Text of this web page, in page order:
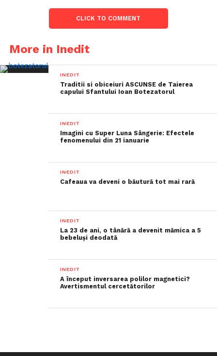
CLICK TO COMMENT
More in Inedit
INEDIT
Traditii si obiceiuri ASCUNSE de Taierea
capului Sfantului Ioan Botezatorul
INEDIT
Imagini cu Super Luna Sângerie: Efectele
fenomenului din 21 ianuarie
INEDIT
Cafeaua va deveni o băutură tot mai rară
INEDIT
La 23 de ani, o tânără a devenit mămica a 5
bebeluși deodată
INEDIT
A început inversarea polilor magnetici?
Avertismentul cercetătorilor